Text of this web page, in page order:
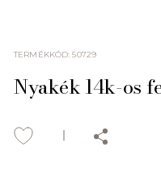
TERMÉKKÓD:50729
Nyakék 14k-os